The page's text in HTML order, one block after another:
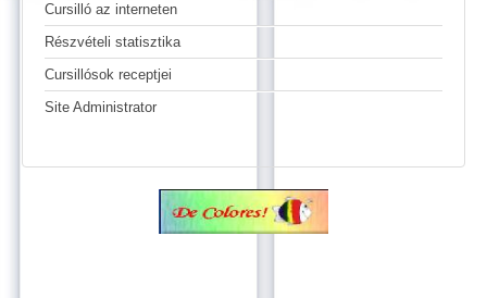
Cursilló az interneten
Részvételi statisztika
Cursillósok receptjei
Site Administrator